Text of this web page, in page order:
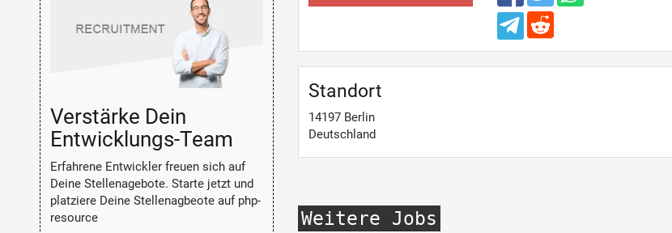
Standort
14197 Berlin
Deutschland
Weitere Jobs
Verstärke Dein
Entwicklungs-Team
Erfahrene Entwickler freuen sich auf
Deine Stellenagebote. Starte jetzt und
platziere Deine Stellenagbeote auf php-
resource